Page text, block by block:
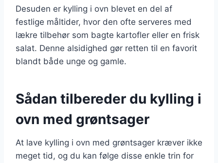
Desuden er kylling i ovn blevet en del af
festlige måltider, hvor den ofte serveres med
lækre tilbehør som bagte kartofler eller en frisk
salat. Denne alsidighed gør retten til en favorit
blandt både unge og gamle.
Sådan tilbereder du kylling i
ovn med grøntsager
At lave kylling i ovn med grøntsager kræver ikke
meget tid, og du kan følge disse enkle trin for